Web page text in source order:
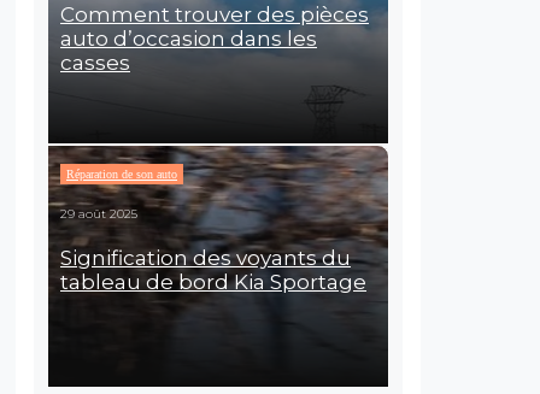
Comment trouver des pièces
auto d’occasion dans les
casses
Réparation de son auto
29 août 2025
Signification des voyants du
tableau de bord Kia Sportage